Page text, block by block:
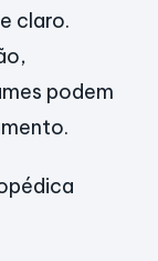
claro.
podem